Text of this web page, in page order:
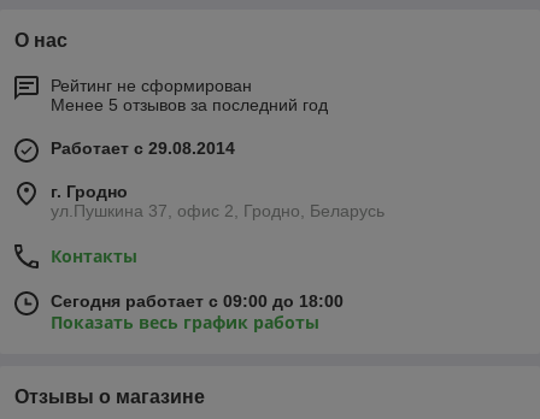
О нас
Рейтинг не сформирован
Менее 5 отзывов за последний год
Работает с 29.08.2014
г. Гродно
ул.Пушкина 37, офис 2, Гродно, Беларусь
Контакты
Сегодня работает с 09:00 до 18:00
Показать весь график работы
Отзывы о магазине